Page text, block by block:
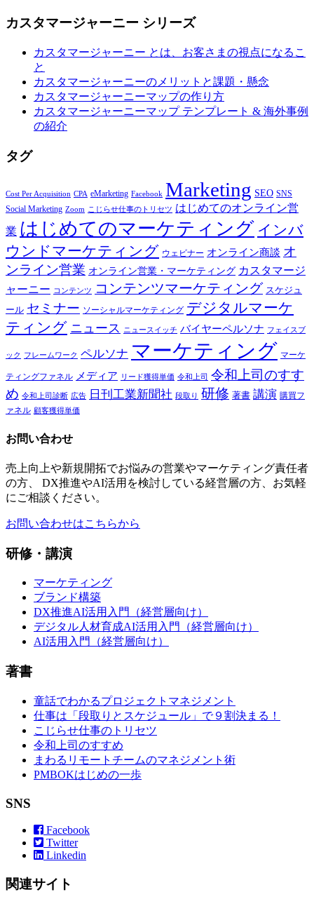
カスタマージャーニー シリーズ
カスタマージャーニー とは、お客さまの視点になるこ
と
カスタマージャーニーのメリットと課題・懸念
カスタマージャーニーマップの作り方
カスタマージャーニーマップ テンプレート & 海外事例
の紹介
タグ
Cost Per Acquisition CPA eMarketing Facebook Marketing SEO SNS
Social Marketing Zoom こじらせ仕事のトリセツ はじめてのオンライン営
業 はじめてのマーケティング インバ
ウンドマーケティング ウェビナー オンライン商談 オ
ンライン営業 オンライン営業・マーケティング カスタマージ
ャーニー コンテンツ コンテンツマーケティング スケジュ
ール セミナー ソーシャルマーケティング デジタルマーケ
ティング ニュース ニュースイッチ バイヤーペルソナ フェイスブ
ック フレームワーク ペルソナ マーケティング マーケ
ティングファネル メディア リード獲得単価 令和上司 令和上司のすす
め 令和上司診断 広告 日刊工業新聞社 段取り 研修 著書 講演 購買フ
ァネル 顧客獲得単価
お問い合わせ
売上向上や新規開拓でお悩みの営業やマーケティング責任者
の方、 DX推進やAI活用を検討している経営層の方、お気軽
にご相談ください。
お問い合わせはこちらから
研修・講演
マーケティング
ブランド構築
DX推進AI活用入門（経営層向け）
デジタル人材育成AI活用入門（経営層向け）
AI活用入門（経営層向け）
著書
童話でわかるプロジェクトマネジメント
仕事は「段取りとスケジュール」で９割決まる！
こじらせ仕事のトリセツ
令和上司のすすめ
まわるリモートチームのマネジメント術
PMBOKはじめの一歩
SNS
Facebook
Twitter
Linkedin
関連サイト